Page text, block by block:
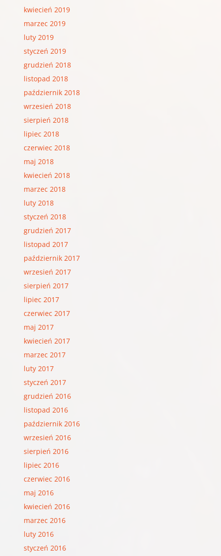
kwiecień 2019
marzec 2019
luty 2019
styczeń 2019
grudzień 2018
listopad 2018
październik 2018
wrzesień 2018
sierpień 2018
lipiec 2018
czerwiec 2018
maj 2018
kwiecień 2018
marzec 2018
luty 2018
styczeń 2018
grudzień 2017
listopad 2017
październik 2017
wrzesień 2017
sierpień 2017
lipiec 2017
czerwiec 2017
maj 2017
kwiecień 2017
marzec 2017
luty 2017
styczeń 2017
grudzień 2016
listopad 2016
październik 2016
wrzesień 2016
sierpień 2016
lipiec 2016
czerwiec 2016
maj 2016
kwiecień 2016
marzec 2016
luty 2016
styczeń 2016